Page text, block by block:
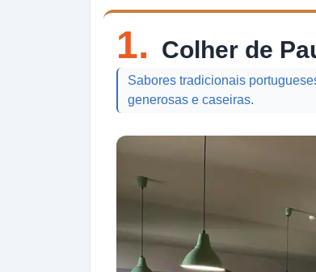
1. Colher de
Sabores tradicionais
generosas e caseiras.